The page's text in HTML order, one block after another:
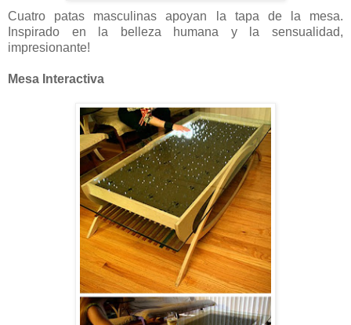
Cuatro patas masculinas apoyan la tapa de la mesa.
Inspirado en la belleza humana y la sensualidad,
impresionante!
Mesa Interactiva